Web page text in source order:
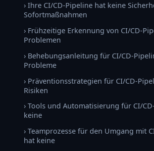
› Ihre CI/CD-Pipeline hat keine
Sofortmaßnahmen
› Frühzeitige Erkennung von CI/CD-
Problemen
› Behebungsanleitung für CI/CD-
Probleme
› Präventionsstrategien für CI/CD-
Risiken
› Tools und Automatisierung für CI/
keine
› Teamprozesse für den Umgang mit
hat keine